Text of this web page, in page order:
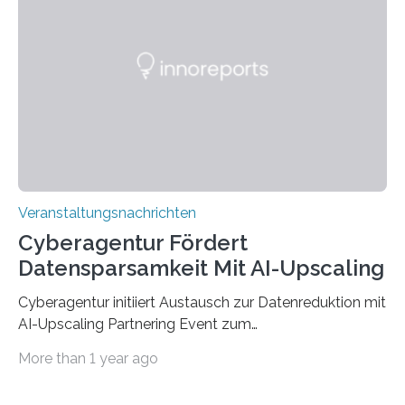
„QUAZAR“ mit insgesamt 1,15 Millionen Euro über vier
Veranstaltungsnachrichten
Cyberagentur Fördert
Datensparsamkeit Mit AI-Upscaling
Cyberagentur initiiert Austausch zur Datenreduktion mit
AI-Upscaling Partnering Event zum
innovative DatenverarbeitungDie Agentur für
More than 1 year ago